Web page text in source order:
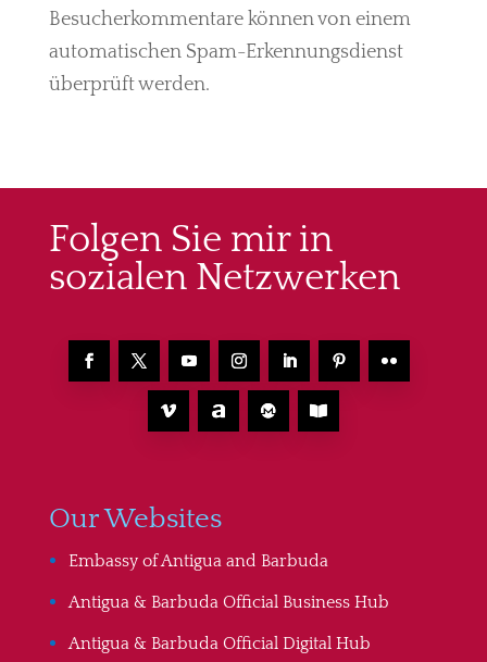
Besucherkommentare können von einem
automatischen Spam-Erkennungsdienst
überprüft werden.
Folgen Sie mir in
sozialen Netzwerken
Our Websites
Embassy of Antigua and Barbuda
Antigua & Barbuda Official Business Hub
Antigua & Barbuda Official Digital Hub